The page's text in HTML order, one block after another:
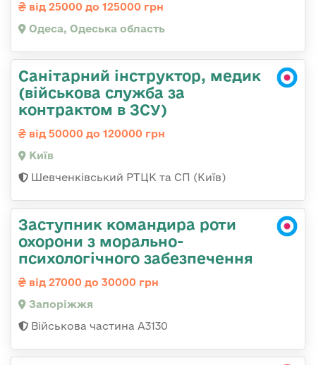
від 25000 до 125000 грн
Одеса, Одеська область
Санітарний інструктор, медик
(військова служба за
контрактом в ЗСУ)
від 50000 до 120000 грн
Київ
Шевченківський РТЦК та СП (Київ)
Заступник командира роти
охорони з морально-
психологічного забезпечення
від 27000 до 30000 грн
Запоріжжя
Військова частина А3130